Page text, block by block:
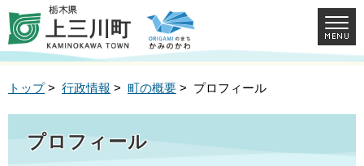
トップ> 行政情報 > 町の概要 > プロフィール
プロフィール